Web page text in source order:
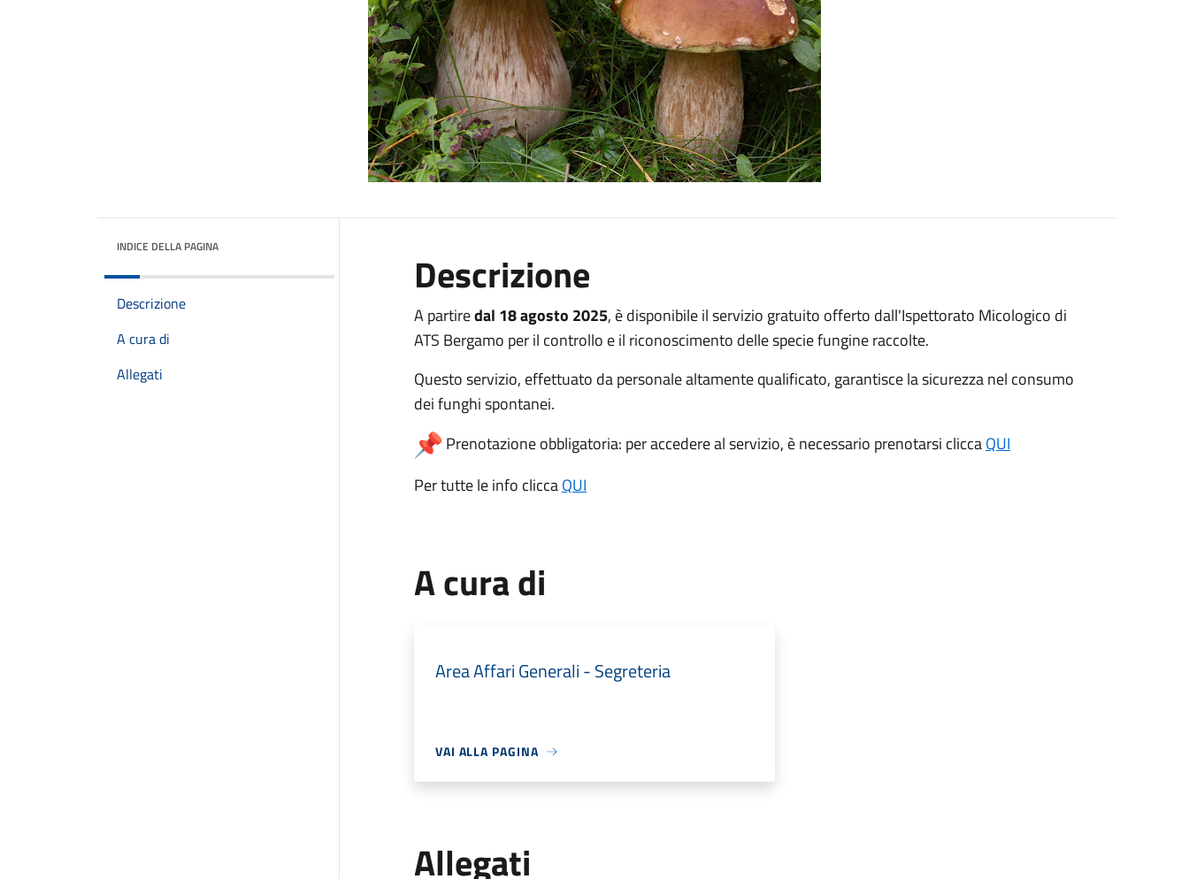
INDICE DELLA PAGINA
Descrizione
A cura di
Allegati
Descrizione
A partiredal 18 agosto 2025, è disponibile il servizio gratuito offerto dall'Ispettorato Micologico di
ATS Bergamo per il controllo e il riconoscimento delle specie fungine raccolte.
Questo servizio, effettuato da personale altamente qualificato, garantisce la sicurezza nel consumo
dei funghi spontanei.
Prenotazione obbligatoria: per accedere al servizio, è necessario prenotarsi cliccaQUI
Per tutte le info cliccaQUI
A cura di
Area Affari Generali - Segreteria
VAI ALLA PAGINA
Allegati